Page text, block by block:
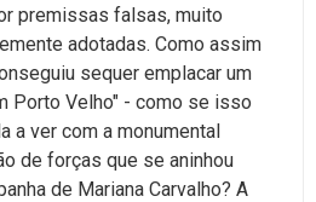
premissas falsas, muito
adotadas. Como assim
sequer emplacar um
Porto Velho" - como se isso
a ver com a monumental
de forças que se aninhou
de Mariana Carvalho? A